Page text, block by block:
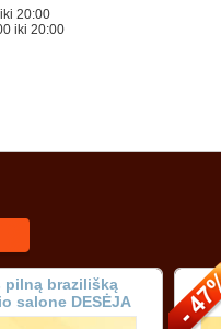
20:00
iki 20:00
pilną brazilišką
salone DESĖJA